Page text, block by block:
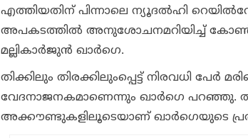
എത്തിയതിന് പിന്നാലെ ന്യൂദല്‍ഹി
അപകടത്തില്‍ അനുശോചനമറിയിച്ച്
മല്ലികാര്‍ജുന്‍ ഖാര്‍ഗെ.
തിക്കിലും തിരക്കിലുംപ്പെട്ട് നിരവധി പേര്‍
വേദനാജനകമാണെന്നും ഖാര്‍ഗെ പറഞ്ഞു.
അക്കൗണ്ടുകളിലൂടെയാണ് ഖാര്‍ഗെയുടെ